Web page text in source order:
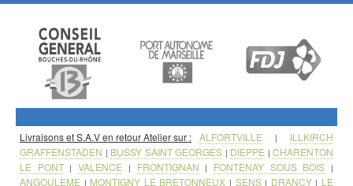
Livraisons et S.A.V en retour Atelier sur : ALFORTVILLE | ILLKIRCH
GRAFFENSTADEN | BUSSY SAINT GEORGES | DIEPPE | CHARENTON
LE PONT|VALENCE | FRONTIGNAN | FONTENAY SOUS BOIS |
ANGOULEME | MONTIGNY LE BRETONNEUX | SENS| DRANCY| LE